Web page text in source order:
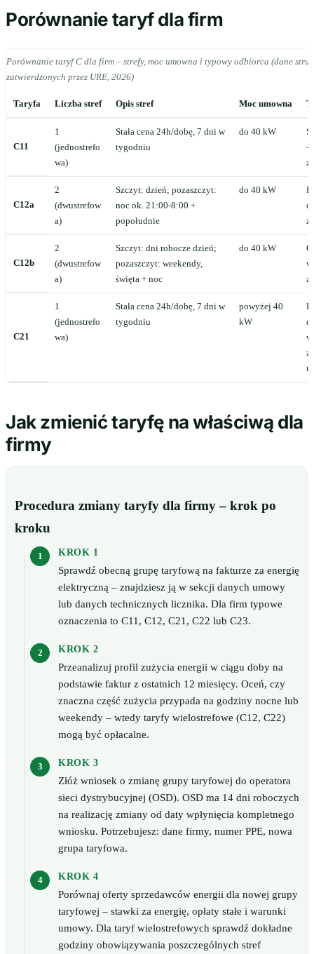
Porównanie taryf dla firm
Porównanie taryf C dla firm – strefy, moc umowna i typowy odbiorca (dane
zatwierdzonych przez URE, 2026)
Taryfa Liczba stref Opis stref Moc umowna
C11
1
(jednostrefo
wa)
Stała cena 24h/dobę, 7 dni w
tygodniu
do 40 kW
–
C12a
2
(dwustrefow
a)
Szczyt: dzień; pozaszczyt:
noc ok. 21:00-8:00 +
popołudnie
do 40 kW
C12b
2
(dwustrefow
a)
Szczyt: dni robocze dzień;
pozaszczyt: weekendy,
święta + noc
do 40 kW
C21
1
(jednostrefo
wa)
Stała cena 24h/dobę, 7 dni w
tygodniu
powyżej 40
kW
Jak zmienić taryfę na właściwą dla
firmy
Procedura zmiany taryfy dla firmy – krok po
kroku
KROK 1
Sprawdź obecną grupę taryfową na fakturze za energię
elektryczną – znajdziesz ją w sekcji danych umowy
lub danych technicznych licznika. Dla firm typowe
oznaczenia to C11, C12, C21, C22 lub C23.
KROK 2
Przeanalizuj profil zużycia energii w ciągu doby na
podstawie faktur z ostatnich 12 miesięcy. Oceń, czy
znaczna część zużycia przypada na godziny nocne lub
weekendy – wtedy taryfy wielostrefowe (C12, C22)
mogą być opłacalne.
KROK 3
Złóż wniosek o zmianę grupy taryfowej do operatora
sieci dystrybucyjnej (OSD). OSD ma 14 dni roboczych
na realizację zmiany od daty wpłynięcia kompletnego
wniosku. Potrzebujesz: dane firmy, numer PPE, nowa
grupa taryfowa.
KROK 4
Porównaj oferty sprzedawców energii dla nowej grupy
taryfowej – stawki za energię, opłaty stałe i warunki
umowy. Dla taryf wielostrefowych sprawdź dokładne
godziny obowiązywania poszczególnych stref